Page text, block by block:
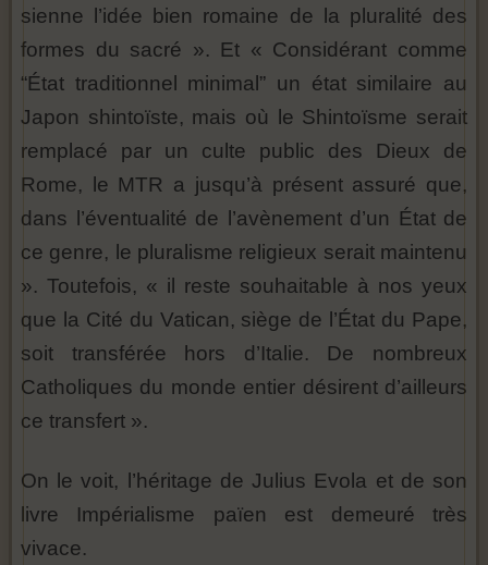
sienne l’idée bien romaine de la pluralité des
formes du sacré ». Et « Considérant comme
“État traditionnel minimal” un état similaire au
Japon shintoïste, mais où le Shintoïsme serait
remplacé par un culte public des Dieux de
Rome, le MTR a jusqu’à présent assuré que,
dans l’éventualité de l’avènement d’un État de
ce genre, le pluralisme religieux serait maintenu
». Toutefois, « il reste souhaitable à nos yeux
que la Cité du Vatican, siège de l’État du Pape,
soit transférée hors d’Italie. De nombreux
Catholiques du monde entier désirent d’ailleurs
ce transfert ».
On le voit, l’héritage de Julius Evola et de son
livre Impérialisme païen est demeuré très
vivace.